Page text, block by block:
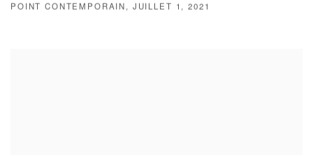
POINT CONTEMPORAIN, JUILLET 1, 2021